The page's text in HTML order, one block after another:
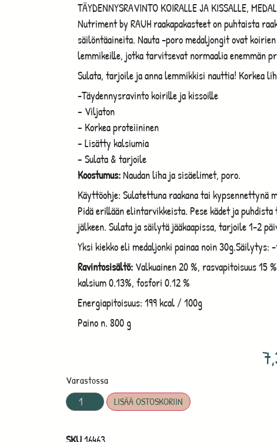
TÄYDENNYSRAVINTO KOIRALLE JA KISSALLE,
Nutriment by RAUH raakapakasteet on puhtaista
säilöntäaineita. Nauta -poro medaljongit ovat
lemmikeille, jotka tarvitsevat normaalia enemmän
Sulata, tarjoile ja anna lemmikkisi nauttia! Korkea
-Täydennysravinto koirille ja kissoille
– Viljaton
– Korkea proteiininen
– Lisätty kalsiumia
– Sulata & tarjoile
Koostumus:Naudan liha ja sisäelimet, poro.
Käyttöohje: Sulatettuna raakana tai kypsennettynä
Pidä erillään elintarvikkeista. Pese kädet ja
jälkeen. Sulata ja säilytä jääkaapissa, tarjoile 1-2
Yksi kiekko eli medaljonki painaa noin 30g.Säilytys:
Ravintosisältö: Valkuainen 20 %, rasvapitoisuus 15
kalsium 0.13%, fosfori 0.12 %
Energiapitoisuus: 199 kcal / 100g
Paino n. 800 g
Varastossa
LISÄÄ OSTOSKORIIN